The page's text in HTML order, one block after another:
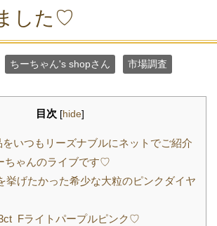
した♡
ちーちゃん's shopさん 市場調査
目次 [hide]
いつもリーズナブルにネットでご紹介
ちゃんのライブです♡
挙げたかった希少な大粒のピンクダイヤ
Fライトパープルピンク♡